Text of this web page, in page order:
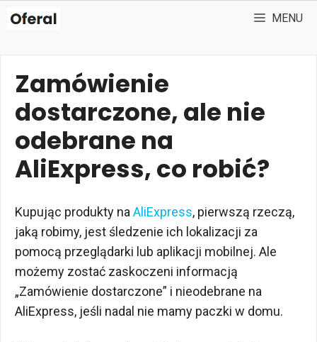
Przejdź
do
MENU
Zamówienie
dostarczone, ale nie
odebrane na
AliExpress, co robić?
Kupując produkty na AliExpress, pierwszą rzeczą,
jaką robimy, jest śledzenie ich lokalizacji za
pomocą przeglądarki lub aplikacji mobilnej. Ale
możemy zostać zaskoczeni informacją
„Zamówienie dostarczone” i nieodebrane na
AliExpress, jeśli nadal nie mamy paczki w domu.